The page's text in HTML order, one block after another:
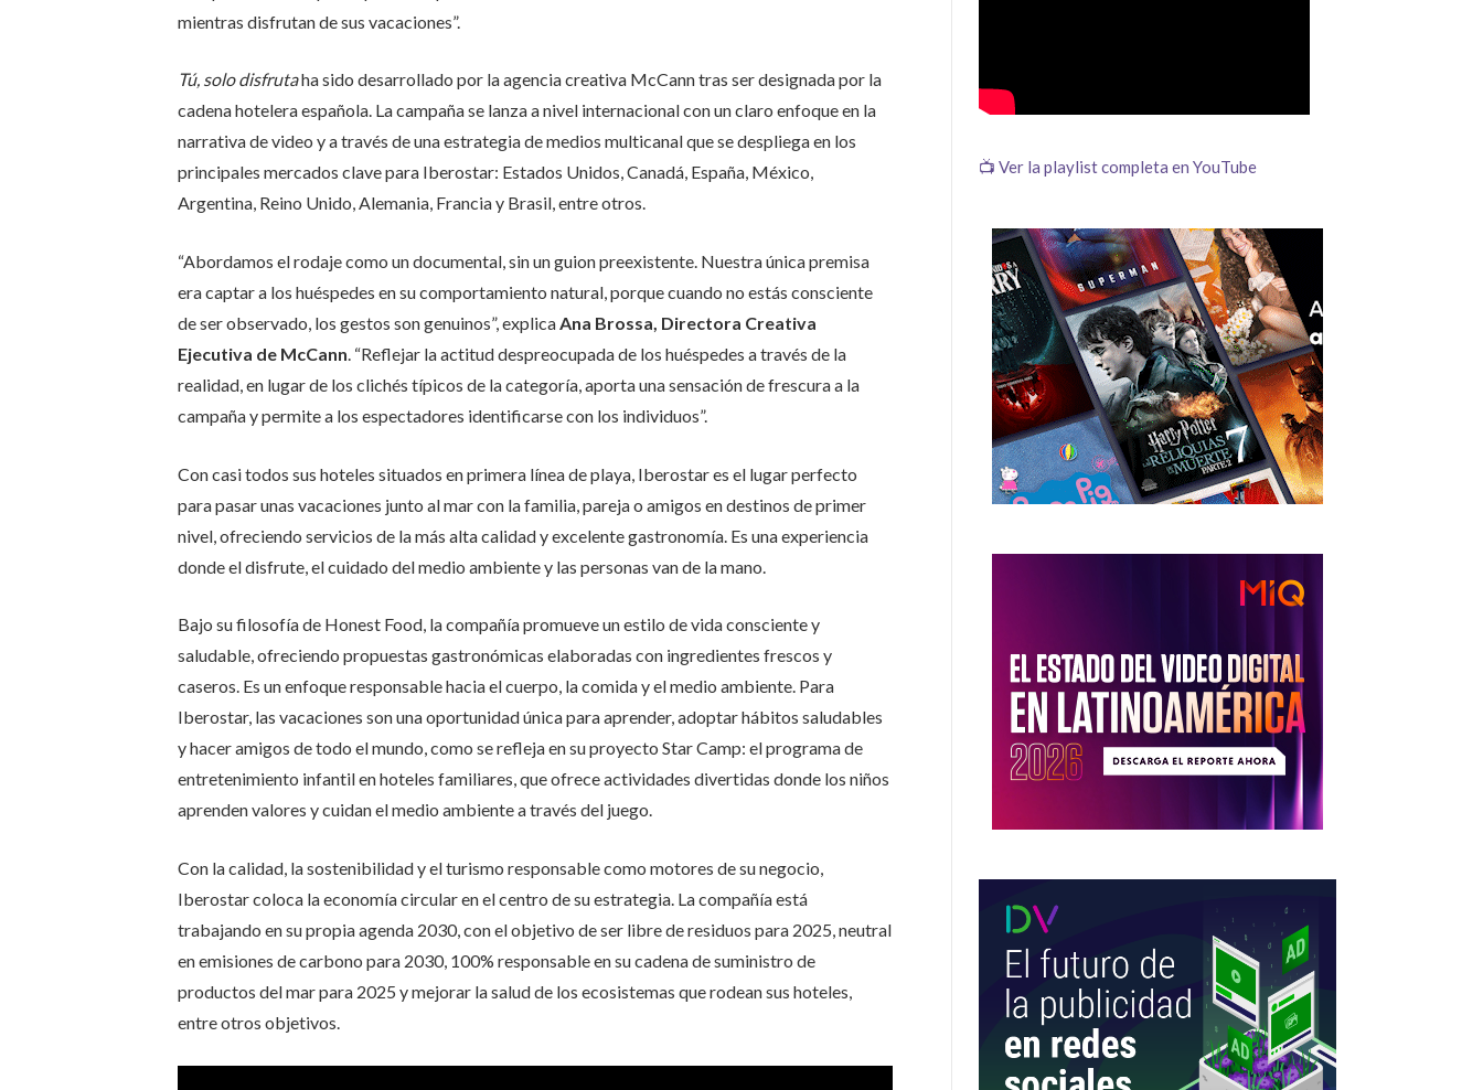
mientras disfrutan de sus vacaciones”.
Tú, solo disfrutaha sido desarrollado por la agencia creativa McCann tras ser designada por la
cadena hotelera española. La campaña se lanza a nivel internacional con un claro enfoque en la
narrativa de video y a través de una estrategia de medios multicanal que se despliega en los
principales mercados clave para Iberostar: Estados Unidos, Canadá, España, México,
Argentina, Reino Unido, Alemania, Francia y Brasil, entre otros.
“Abordamos el rodaje como un documental, sin un guion preexistente. Nuestra única premisa
era captar a los huéspedes en su comportamiento natural, porque cuando no estás consciente
de ser observado, los gestos son genuinos”, explicaAna Brossa, Directora Creativa
Ejecutiva de McCann. “Reflejar la actitud despreocupada de los huéspedes a través de la
realidad, en lugar de los clichés típicos de la categoría, aporta una sensación de frescura a la
campaña y permite a los espectadores identificarse con los individuos”.
Con casi todos sus hoteles situados en primera línea de playa, Iberostar es el lugar perfecto
para pasar unas vacaciones junto al mar con la familia, pareja o amigos en destinos de primer
nivel, ofreciendo servicios de la más alta calidad y excelente gastronomía. Es una experiencia
donde el disfrute, el cuidado del medio ambiente y las personas van de la mano.
Bajo su filosofía de Honest Food, la compañía promueve un estilo de vida consciente y
saludable, ofreciendo propuestas gastronómicas elaboradas con ingredientes frescos y
caseros. Es un enfoque responsable hacia el cuerpo, la comida y el medio ambiente. Para
Iberostar, las vacaciones son una oportunidad única para aprender, adoptar hábitos saludables
y hacer amigos de todo el mundo, como se refleja en su proyecto Star Camp: el programa de
entretenimiento infantil en hoteles familiares, que ofrece actividades divertidas donde los niños
aprenden valores y cuidan el medio ambiente a través del juego.
Con la calidad, la sostenibilidad y el turismo responsable como motores de su negocio,
Iberostar coloca la economía circular en el centro de su estrategia. La compañía está
trabajando en su propia agenda 2030, con el objetivo de ser libre de residuos para 2025, neutral
en emisiones de carbono para 2030, 100% responsable en su cadena de suministro de
productos del mar para 2025 y mejorar la salud de los ecosistemas que rodean sus hoteles,
entre otros objetivos.
📺 Ver la playlist completa en YouTube